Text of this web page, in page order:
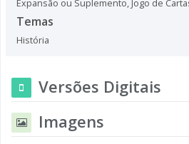
Expansão ou Suplemento, Jogo de
Temas
História
Versões Digitais
Imagens